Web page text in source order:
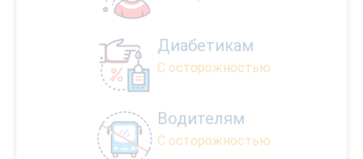
Диабетикам
С осторожностью
Водителям
С осторожностью